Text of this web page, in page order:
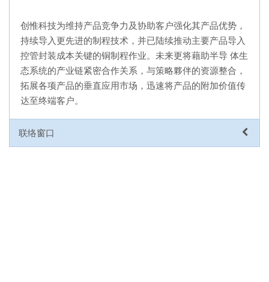
创惟科技为维持产品竞争力及协助客户强化其产品优势，
持续导入更先进的制程技术，并已陆续推动主要产品导入
控管封装成本关键的铜制程作业。未来更将藉助半导 体生
态系统的产业链紧密合作关系，与策略夥伴的资源整合，
拓展各项产品的垂直应用市场，迅速将产品的附加价值传
达至终端客户。
联络窗口